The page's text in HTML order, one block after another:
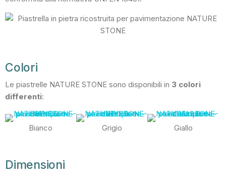
Colori
Le piastrelle NATURE STONE sono disponibili in 3 colori
differenti:
Bianco Grigio Giallo
Dimensioni